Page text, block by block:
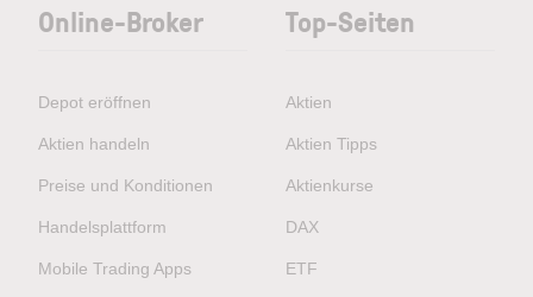
Online-Broker
Depot eröffnen
Aktien handeln
Preise und Konditionen
Handelsplattform
Mobile Trading Apps
Top-Seiten
Aktien
Aktien Tipps
Aktienkurse
DAX
ETF